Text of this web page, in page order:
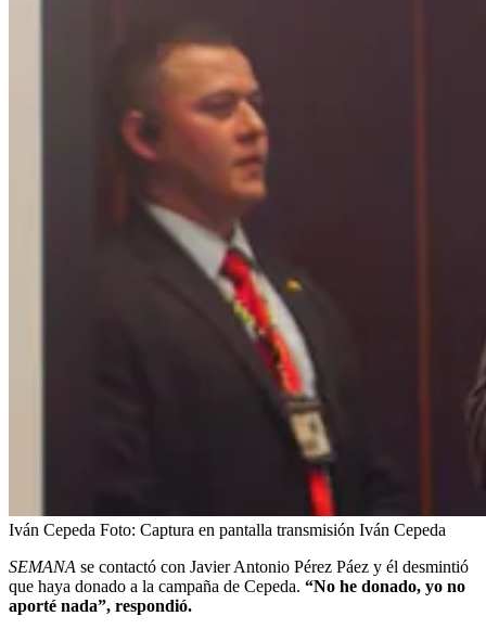
Iván Cepeda Foto: Captura en pantalla transmisión Iván Cepeda
SEMANA se contactó con Javier Antonio Pérez Páez y él desmintió
que haya donado a la campaña de Cepeda. “No he donado, yo no
aporté nada”, respondió.